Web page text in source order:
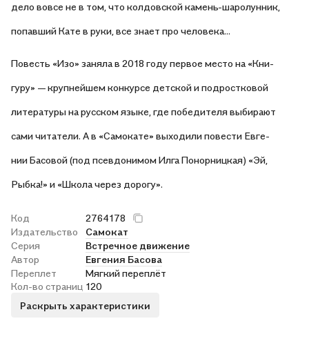
дело вовсе не в том, что колдовской камень-шаролунник,
попавший Кате в руки, все знает про человека…
Повесть «Изо» заняла в 2018 году первое место на «Кни-
гуру» — крупнейшем конкурсе детской и подростковой
литературы на русском языке, где победителя выбирают
сами читатели. А в «Самокате» выходили повести Евге-
нии Басовой (под псевдонимом Илга Понорницкая) «Эй,
Рыбка!» и «Школа через дорогу».
Код
2764178
Издательство
Самокат
Серия
Встречное движение
Автор
Евгения Басова
Переплет
Мягкий переплёт
Кол-во страниц 120
Раскрыть характеристики